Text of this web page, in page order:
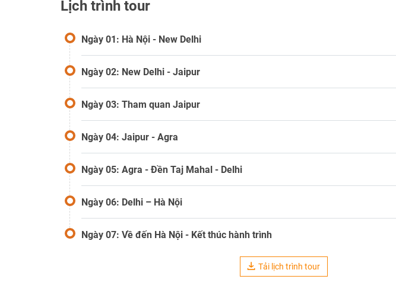
Lịch trình tour
Ngày 01: Hà Nội - New Delhi
Ngày 02: New Delhi - Jaipur
Ngày 03: Tham quan Jaipur
Ngày 04: Jaipur - Agra
Ngày 05: Agra - Đền Taj Mahal - Delhi
Ngày 06: Delhi – Hà Nội
Ngày 07: Về đến Hà Nội - Kết thúc hành trình
Tải lịch trình tour